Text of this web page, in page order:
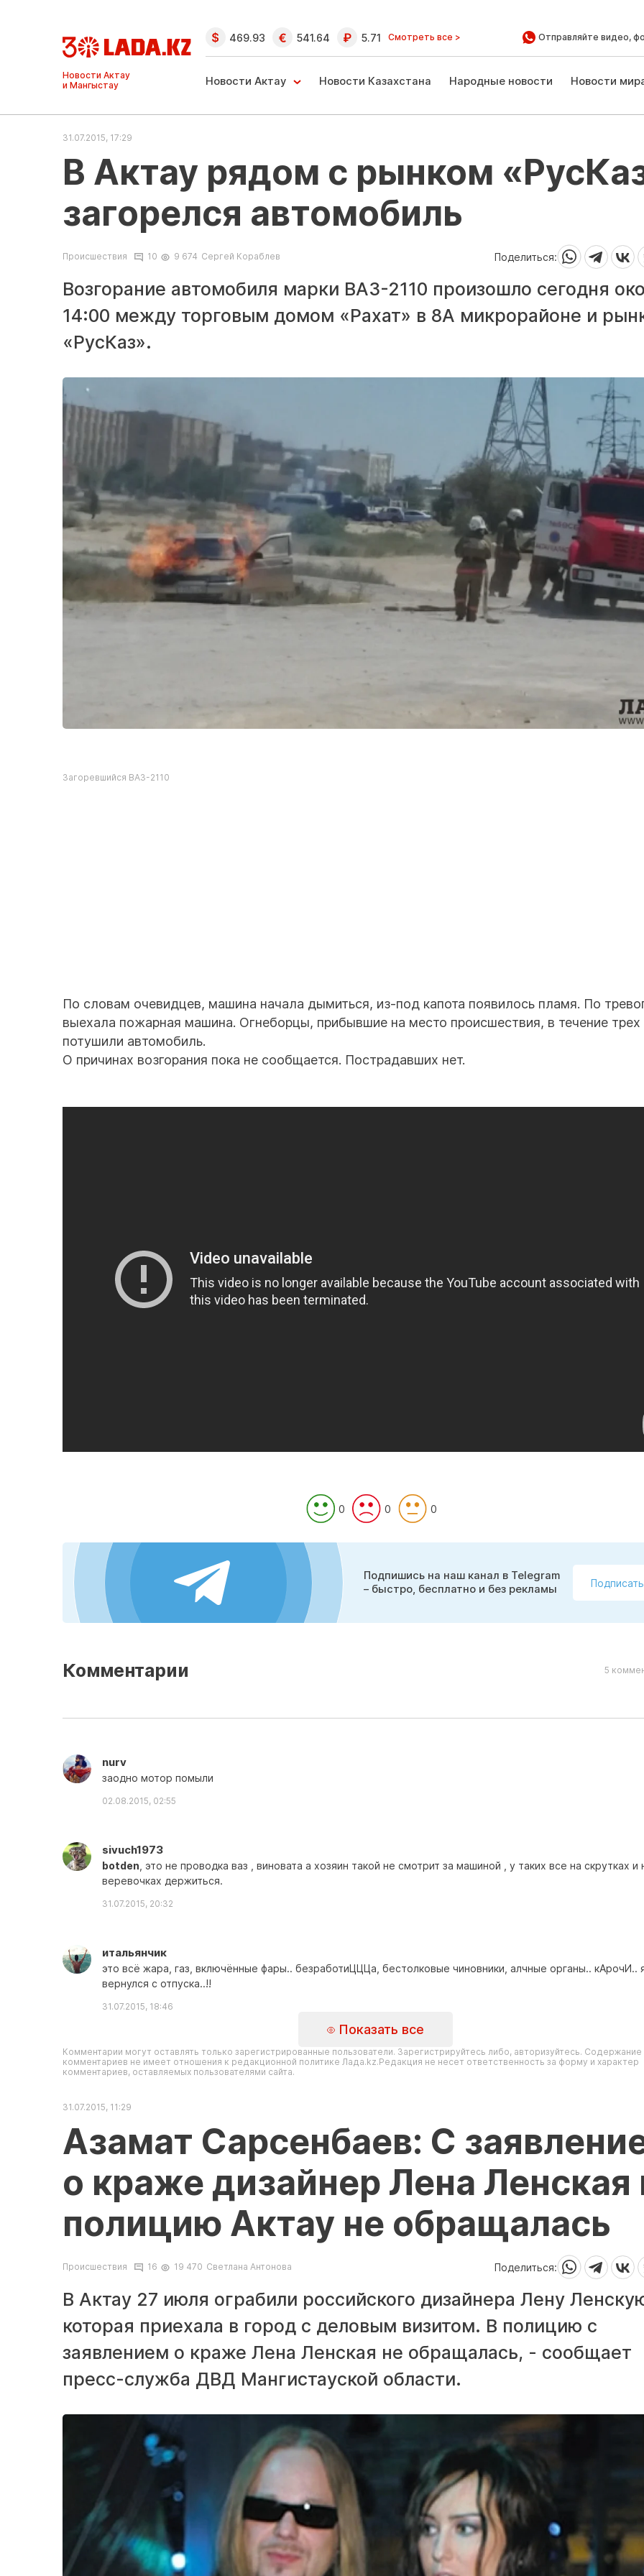
Ақтау және
Манғыстау
жаңалықтары
469.93 541.64 5.71 Смотреть все > Отправляйте видео,
Новости Актау Новости Казахстана Народные новости Новости
31.07.2015, 17:29
В Актау рядом с рынком
загорелся автомобиль
Происшествия 10 9 674 Сергей Кораблев Поделиться:
Возгорание автомобиля марки ВАЗ-2110 произошло сегодня
14:00 между торговым домом «Рахат» в 8А микрорайоне и
«РусКаз».
Загоревшийся ВАЗ-2110
По словам очевидцев, машина начала дымиться, из-под капота появилось пламя. По
выехала пожарная машина. Огнеборцы, прибывшие на место происшествия, в течение трех
потушили автомобиль.
О причинах возгорания пока не сообщается. Пострадавших нет.
0 0 0
Подпишись на наш канал в Telegram
– быстро, бесплатно и без рекламы
Комментарии 5
nurv
заодно мотор помыли
02.08.2015, 02:55
sivuch1973
botden , это не проводка ваз , виновата а хозяин такой не смотрит за машиной , у таких все на скрутках и
веревочках держиться.
31.07.2015, 20:32
итальянчик
это всё жара, газ, включённые фары.. безработиЦЦЦа, бестолковые чиновники, алчные органы.. кАрочИ..
вернулся с отпуска..!!
31.07.2015, 18:46
Показать все
Комментарии могут оставлять только зарегистрированные пользователи. Зарегистрируйтесь либо, авторизуйтесь. Содержание
комментариев не имеет отношения к редакционной политике Лада.kz.Редакция не несет ответственность за форму и характер
комментариев, оставляемых пользователями сайта.
31.07.2015, 11:29
Азамат Сарсенбаев: С
о краже дизайнер Лена Ленская
полицию Актау не обращалась
Происшествия 16 19 470 Светлана Антонова Поделиться:
В Актау 27 июля ограбили российского дизайнера Лену
которая приехала в город с деловым визитом. В полицию с
заявлением о краже Лена Ленская не обращалась, - сообщает
пресс-служба ДВД Мангистауской области.